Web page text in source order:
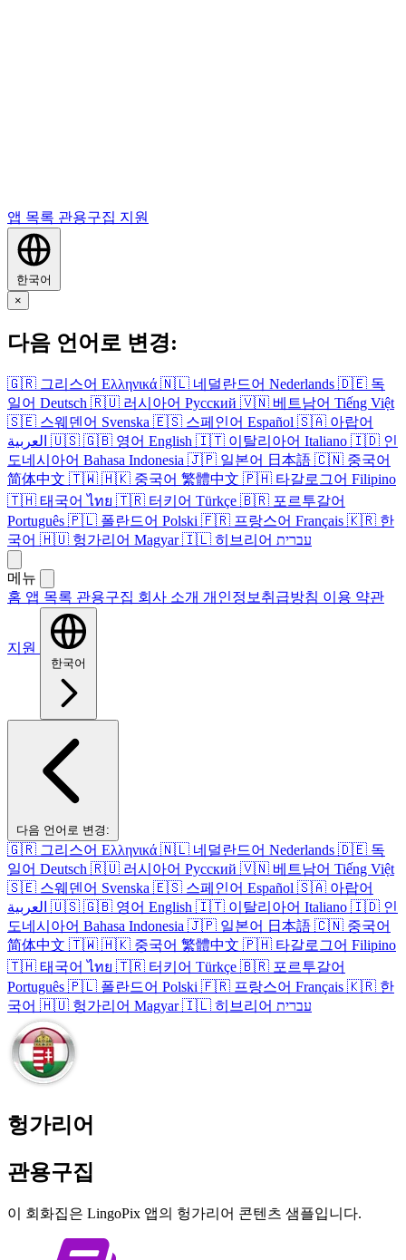
앱 목록 관용구집 지원
한국어
×
다음 언어로 변경:
🇬🇷 그리스어 Ελληνικά 🇳🇱 네덜란드어 Nederlands 🇩🇪 독
일어 Deutsch 🇷🇺 러시아어 Русский 🇻🇳 베트남어 Tiếng Việt
🇸🇪 스웨덴어 Svenska 🇪🇸 스페인어 Español 🇸🇦 아랍어
العربية 🇺🇸 🇬🇧 영어 English 🇮🇹 이탈리아어 Italiano 🇮🇩 인
도네시아어 Bahasa Indonesia 🇯🇵 일본어 日本語 🇨🇳 중국어
简体中文 🇹🇼 🇭🇰 중국어 繁體中文 🇵🇭 타갈로그어 Filipino
🇹🇭 태국어 ไทย 🇹🇷 터키어 Türkçe 🇧🇷 포르투갈어
Português 🇵🇱 폴란드어 Polski 🇫🇷 프랑스어 Français 🇰🇷 한
국어 🇭🇺 헝가리어 Magyar 🇮🇱 히브리어 עברית
메뉴
홈 앱 목록 관용구집 회사 소개 개인정보취급방침 이용 약관
지원
한국어
다음 언어로 변경:
🇬🇷 그리스어 Ελληνικά 🇳🇱 네덜란드어 Nederlands 🇩🇪 독
일어 Deutsch 🇷🇺 러시아어 Русский 🇻🇳 베트남어 Tiếng Việt
🇸🇪 스웨덴어 Svenska 🇪🇸 스페인어 Español 🇸🇦 아랍어
العربية 🇺🇸 🇬🇧 영어 English 🇮🇹 이탈리아어 Italiano 🇮🇩 인
도네시아어 Bahasa Indonesia 🇯🇵 일본어 日本語 🇨🇳 중국어
简体中文 🇹🇼 🇭🇰 중국어 繁體中文 🇵🇭 타갈로그어 Filipino
🇹🇭 태국어 ไทย 🇹🇷 터키어 Türkçe 🇧🇷 포르투갈어
Português 🇵🇱 폴란드어 Polski 🇫🇷 프랑스어 Français 🇰🇷 한
국어 🇭🇺 헝가리어 Magyar 🇮🇱 히브리어 עברית
헝가리어
관용구집
이 회화집은 LingoPix 앱의 헝가리어 콘텐츠 샘플입니다.